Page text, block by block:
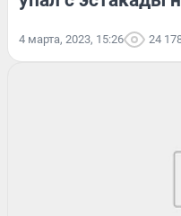
4 марта, 2023, 15:26 24